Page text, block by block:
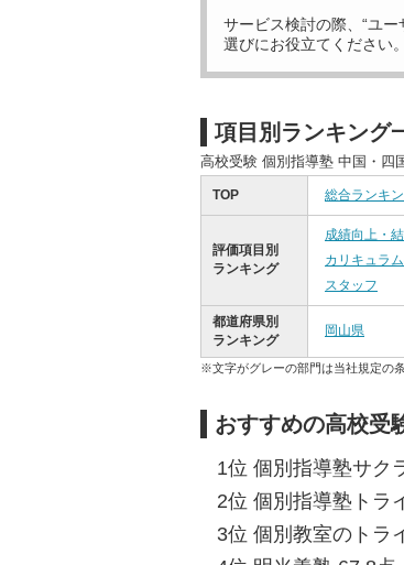
サービス検討の際、“ユ
選びにお役立てください。
項目別ランキング
高校受験 個別指導塾 中国・四
TOP 総合ランキ
評価項目別
ランキング
成績向上・
カリキュラ
スタッフ
都道府県別
ランキング
岡山県
※文字がグレーの部門は当社規定の
おすすめの高校受
1位 個別指導塾サク
2位 個別指導塾トラ
3位 個別教室のトラ